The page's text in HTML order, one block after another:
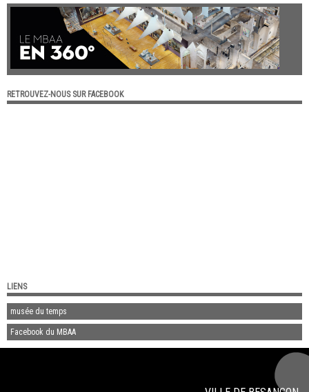
RETROUVEZ-NOUS SUR FACEBOOK
LIENS
musée du temps
Facebook du MBAA